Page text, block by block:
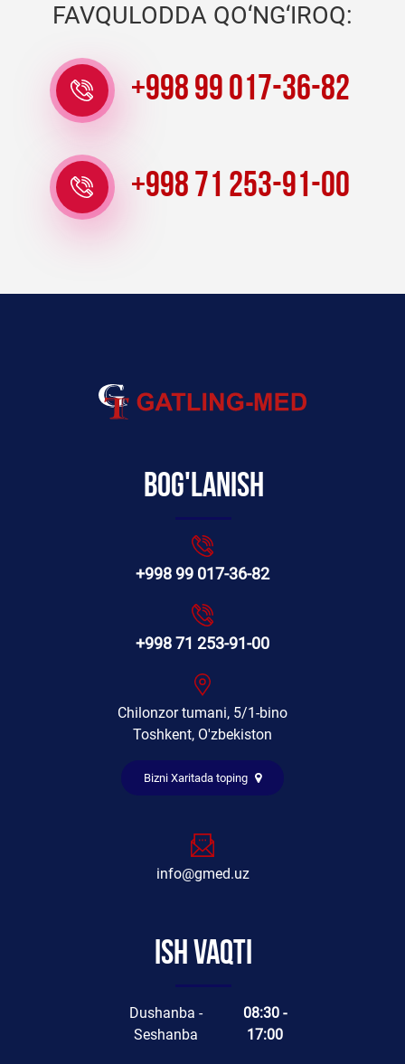
FAVQULODDA QO‘NG‘IROQ:
+998 99 017-36-82
+998 71 253-91-00
Bog'lanish
+998 99 017-36-82
+998 71 253-91-00
Chilonzor tumani, 5/1-bino
Toshkent, O'zbekiston
Bizni Xaritada toping
info@gmed.uz
Ish vaqti
Dushanba -
Seshanba
08:30 -
17:00